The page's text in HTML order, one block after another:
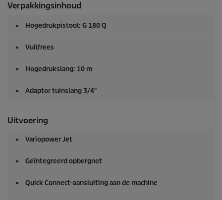
Verpakkingsinhoud
Hogedrukpistool: G 180 Q
Vuilfrees
Hogedrukslang: 10 m
Adaptor tuinslang 3/4"
Uitvoering
Variopower Jet
Geïntegreerd opbergnet
Quick Connect-aansluiting aan de machine